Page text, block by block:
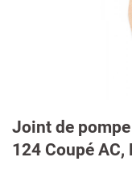
Joint de
124 Coupé AC,